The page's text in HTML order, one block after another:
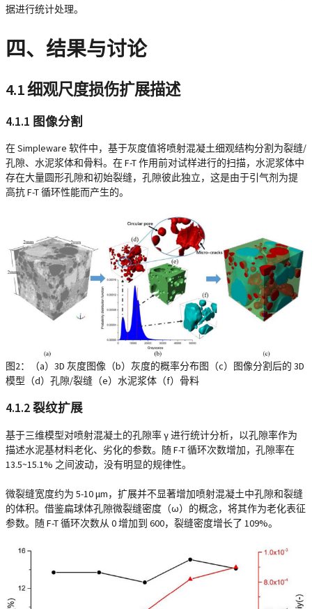
据进行统计处理。
四、结果与讨论
4.1 细观尺度损伤扩展描述
4.1.1 图像分割
在 Simpleware 软件中，基于灰度值将喷射混凝土细观结构分割为裂缝/
孔隙、水泥浆体和骨料。在 F-T 作用前对试样进行的扫描，水泥浆体中
存在大量圆形孔隙和初始裂缝，孔隙彼此独立，这是由于引气剂为提
高抗 F-T 循环性能而产生的。
图2：（a）3D 灰度图像（b）灰度的概率分布图（c）图像分割后的 3D
模型（d）孔隙/裂缝（e）水泥浆体（f）骨料
4.1.2 裂纹扩展
基于三维模型对喷射混凝土的孔隙率 γ 进行统计分析，以孔隙率作为
描述水泥基材料老化、劣化的参数。随 F-T 循环次数增加，孔隙率在
13.5~15.1% 之间波动，没有明显的规律性。
微裂缝宽度约为 5-10 μm，扩展并不显著增加喷射混凝土中孔隙和裂缝
的体积。借鉴扁球体孔隙微裂缝密度（ω）的概念，将其作为老化表征
参数。随 F-T 循环次数从 0 增加到 600，裂缝密度增长了 109%。